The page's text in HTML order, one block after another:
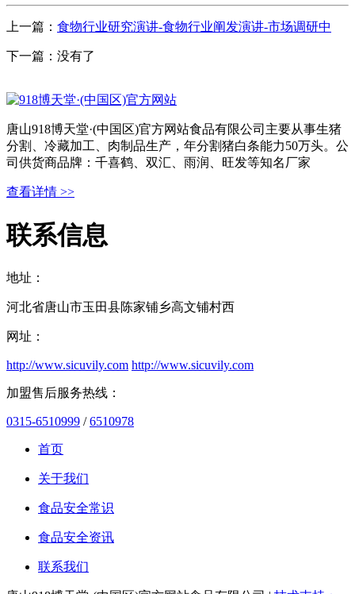
上一篇： 食物行业研究演讲-食物行业阐发演讲-市场调研中
下一篇：没有了
唐山918博天堂·(中国区)官方网站食品有限公司主要从事生猪
分割、冷藏加工、肉制品生产，年分割猪白条能力50万头。公
司供货商品牌：千喜鹤、双汇、雨润、旺发等知名厂家
查看详情 >>
联系信息
地址：
河北省唐山市玉田县陈家铺乡高文铺村西
网址：
http://www.sicuvily.com http://www.sicuvily.com
加盟售后服务热线：
0315-6510999 /6510978
首页
关于我们
食品安全常识
食品安全资讯
联系我们